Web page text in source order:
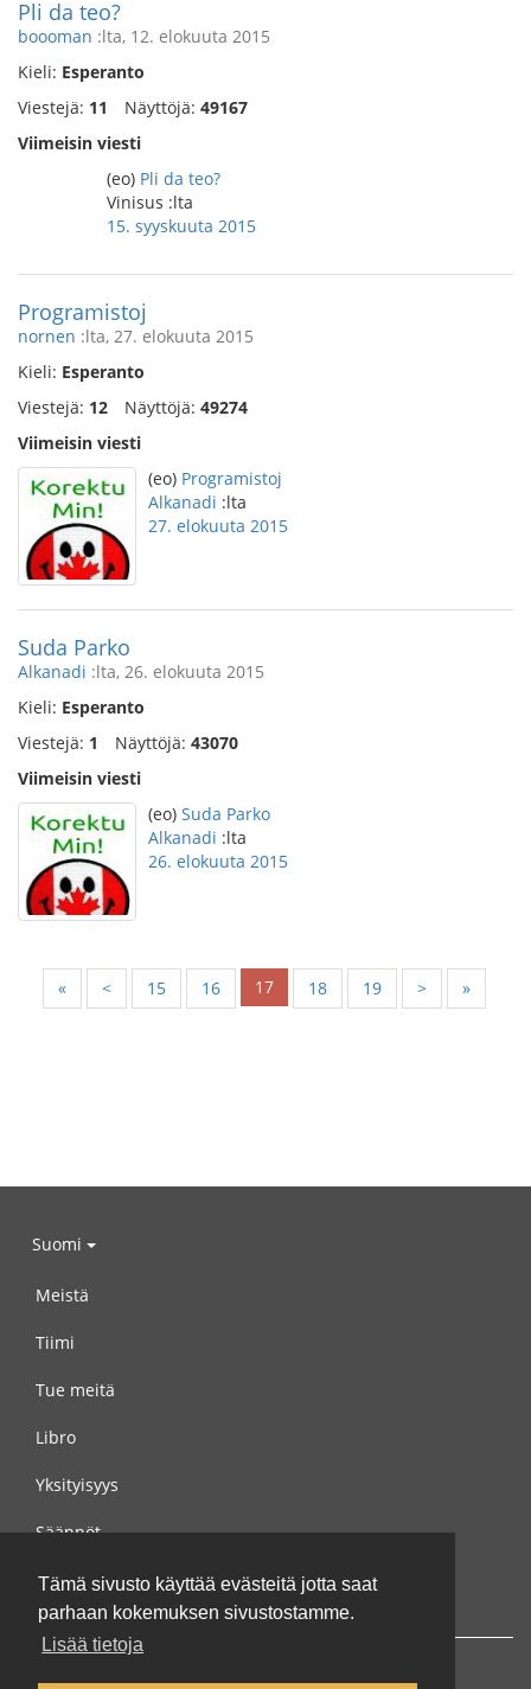
Tämä sivusto käyttää evästeitä jotta saat
parhaan kokemuksen sivustostamme.
Lisää tietoja
Pli da teo?
boooman :lta, 12. elokuuta 2015
Kieli: Esperanto
Viestejä: 11 Näyttöjä: 49167
Viimeisin viesti
(eo) Pli da teo?
Vinisus :lta
15. syyskuuta 2015
Programistoj
nornen :lta, 27. elokuuta 2015
Kieli: Esperanto
Viestejä: 12 Näyttöjä: 49274
Viimeisin viesti
(eo) Programistoj
Alkanadi :lta
27. elokuuta 2015
Suda Parko
Alkanadi :lta, 26. elokuuta 2015
Kieli: Esperanto
Viestejä: 1 Näyttöjä: 43070
Viimeisin viesti
(eo) Suda Parko
Alkanadi :lta
26. elokuuta 2015
« < 15 16 17 18 19 > »
Suomi
Meistä
Tiimi
Tue meitä
Libro
Yksityisyys
Säännöt
Ota yhteyttä meihin